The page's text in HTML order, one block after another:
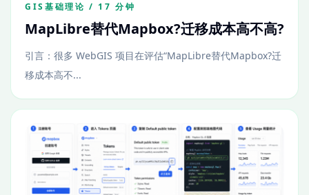
GIS基础理论 / 17 分钟
MapLibre替代Mapbox?迁移成本高不高?
引言：很多 WebGIS 项目在评估“MapLibre替代Mapbox?迁
移成本高不...